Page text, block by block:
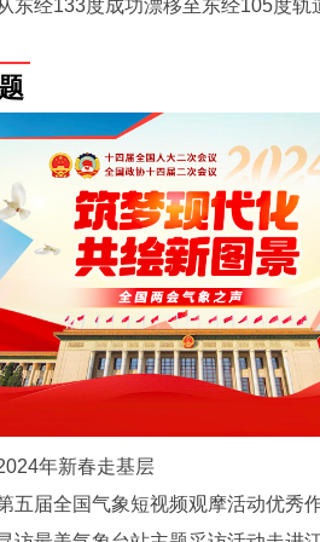
经133度成功漂移至东经105度轨道风云四号B星正式接替A星 为更多共建“一带一路”国
年新春走基层
五届全国气象短视频观摩活动优秀